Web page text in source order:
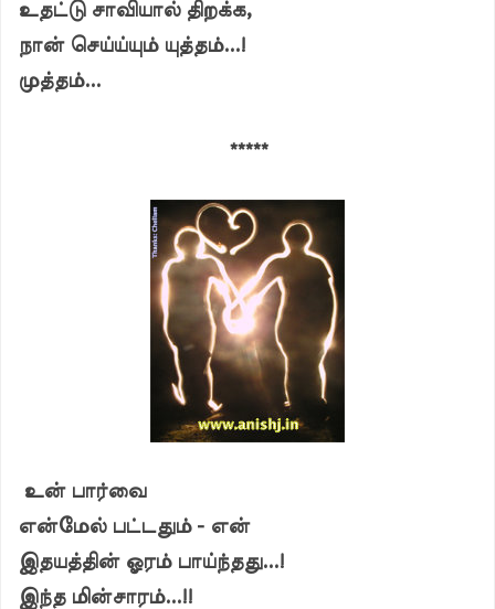
உதட்டு சாவியால் திறக்க,
நான் செய்ய்யும் யுத்தம்...!
முத்தம்...
*****
உன் பார்வை
என்மேல் பட்டதும் - என்
இதயத்தின் ஓரம் பாய்ந்தது...!
இந்த மின்சாரம்...!!